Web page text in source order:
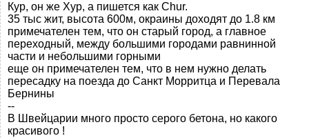
Кур, он же Хур, а пишется как Chur.
35 тыс жит, высота 600м, окраины доходят до 1.8 км
примечателен тем, что он старый город, а главное
переходный, между большими городами равнинной
части и небольшими горными
еще он примечателен тем, что в нем нужно делать
пересадку на поезда до Санкт Морритца и Перевала
Бернины
--
В Швейцарии много просто серого бетона, но какого
красивого !